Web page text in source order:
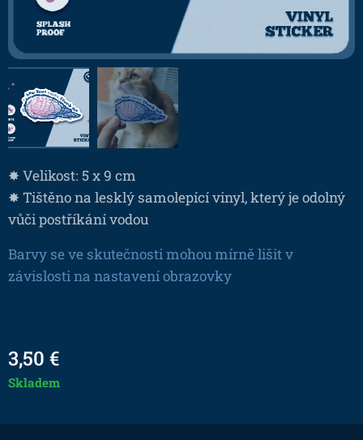
✸ Velikost: 5 x 9 cm
✸ Tištěno na lesklý samolepící vinyl, který je odolný
vůči postříkání vodou
Barvy se ve skutečnosti mohou mírně lišit v
závislosti na nastavení obrazovky
3,50 €
Skladem